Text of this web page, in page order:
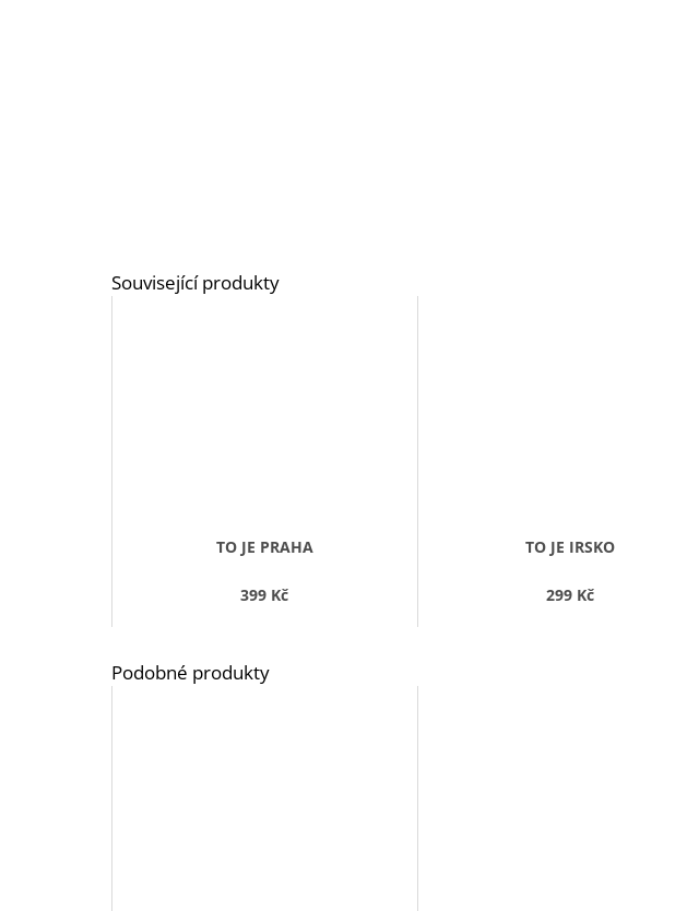
TO JE PRAHA
399 Kč
TO JE IRSKO
299 Kč